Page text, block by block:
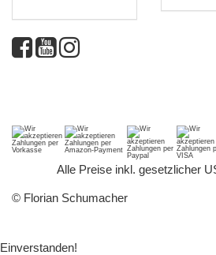
Alle Preise inkl. gesetzlicher
© Florian Schumacher
Einverstanden!